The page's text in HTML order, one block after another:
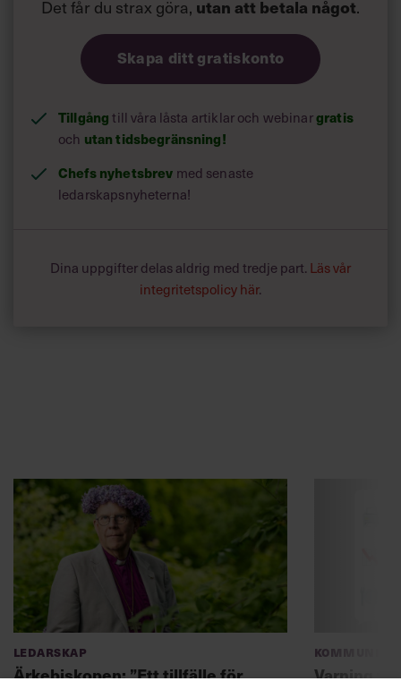
Det får du strax göra, utan att betala något.
Skapa ditt gratiskonto
Tillgångtill våra låsta artiklar och webinargratis
och utan tidsbegränsning!
Chefs nyhetsbrev med senaste
ledarskapsnyheterna!
Dina uppgifter delas aldrig med tredje part. Läs vår
integritetspolicy här.
Ledarskap
Ärkebiskopen: ”Ett tillfälle för
ledare att visa sin kärna”